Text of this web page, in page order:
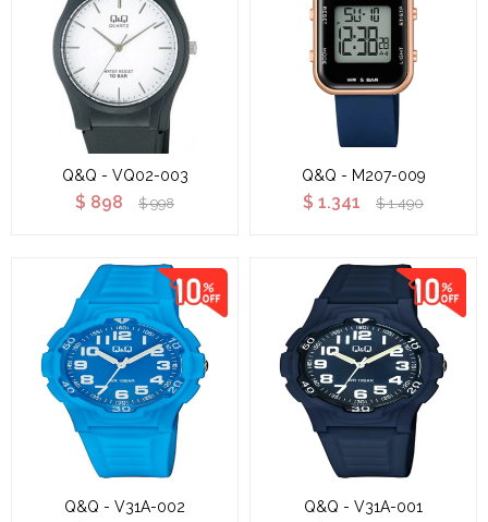
Q&Q - VQ02-003
$ 898 $ 998
Q&Q - M207-009
$ 1.341 $ 1.490
Q&Q - V31A-002 Q&Q - V31A-001